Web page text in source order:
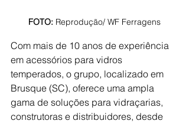
FOTO: Reprodução/ WF Ferragens
Com mais de 10 anos de experiência
em acessórios para vidros
temperados, o grupo, localizado em
Brusque (SC), oferece uma ampla
gama de soluções para vidraçarias,
construtoras e distribuidores, desde